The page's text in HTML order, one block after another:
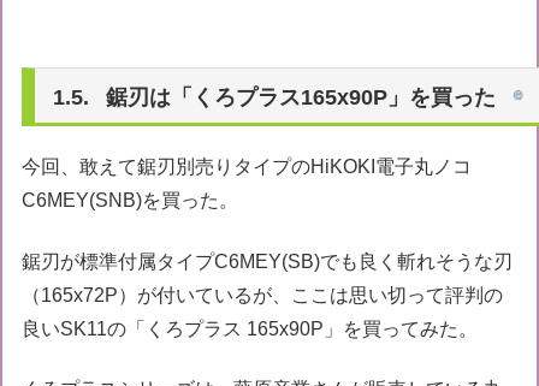
鋸刃は「くろプラス165x90P」を買った
今回、敢えて鋸刃別売りタイプのHiKOKI電子丸ノコ
C6MEY(SNB)を買った。
鋸刃が標準付属タイプC6MEY(SB)でも良く斬れそうな刃
（165x72P）が付いているが、ここは思い切って評判の
良いSK11の「くろプラス 165x90P」を買ってみた。